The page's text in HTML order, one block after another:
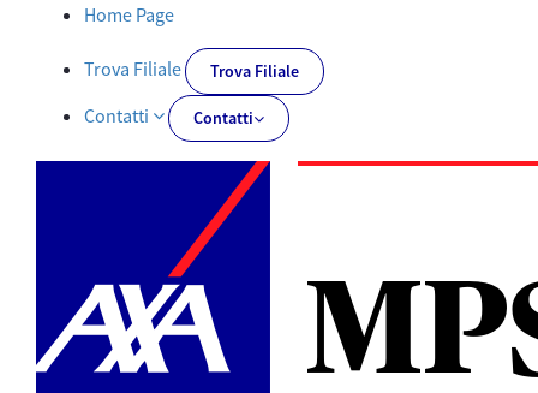
Documentazione obbligatoria | AXA MPS Financial - AXA-
Home Page
Trova Filiale Trova Filiale
Contatti Contatti